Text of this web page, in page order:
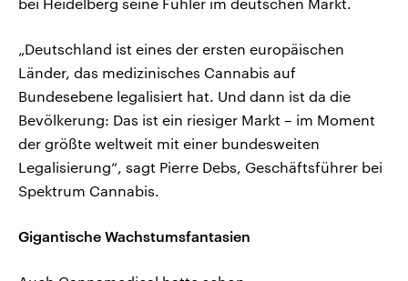
„Deutschland ist eines der ersten europäischen
Länder, das medizinisches Cannabis auf
Bundesebene legalisiert hat. Und dann ist da die
Bevölkerung: Das ist ein riesiger Markt – im Moment
der größte weltweit mit einer bundesweiten
Legalisierung“, sagt Pierre Debs, Geschäftsführer bei
Spektrum Cannabis.
Gigantische Wachstumsfantasien